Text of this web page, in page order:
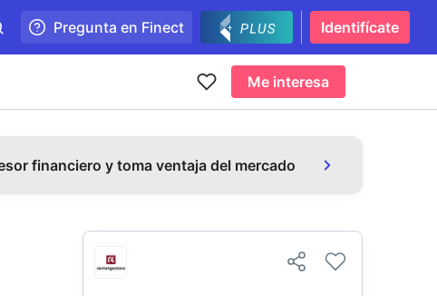
Pregunta en Finect Identifícate
Me interesa
financiero y toma ventaja del mercado